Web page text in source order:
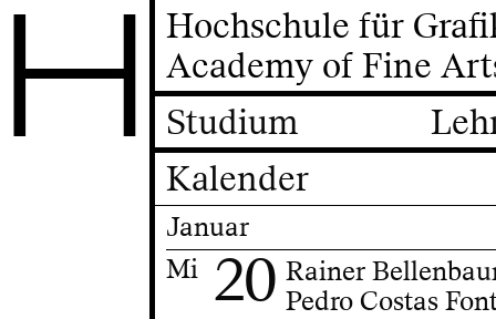
H
Hochschule für
Academy of Fine
Studium
Kalender
Januar
Mi 20 Rainer
Pedro Costas